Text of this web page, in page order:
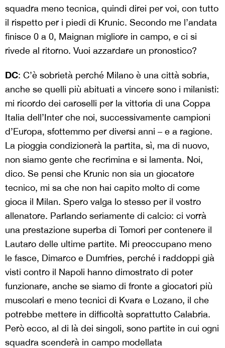
squadra meno tecnica, quindi direi per voi, con tutto
il rispetto per i piedi di Krunic. Secondo me l’andata
finisce 0 a 0, Maignan migliore in campo, e ci si
rivede al ritorno. Vuoi azzardare un pronostico?
DC: C’è sobrietà perché Milano è una città sobria,
anche se quelli più abituati a vincere sono i milanisti:
mi ricordo dei caroselli per la vittoria di una Coppa
Italia dell’Inter che noi, successivamente campioni
d’Europa, sfottemmo per diversi anni – e a ragione.
La pioggia condizionerà la partita, sì, ma di nuovo,
non siamo gente che recrimina e si lamenta. Noi,
dico. Se pensi che Krunic non sia un giocatore
tecnico, mi sa che non hai capito molto di come
gioca il Milan. Spero valga lo stesso per il vostro
allenatore. Parlando seriamente di calcio: ci vorrà
una prestazione superba di Tomori per contenere il
Lautaro delle ultime partite. Mi preoccupano meno
le fasce, Dimarco e Dumfries, perché i raddoppi già
visti contro il Napoli hanno dimostrato di poter
funzionare, anche se siamo di fronte a giocatori più
muscolari e meno tecnici di Kvara e Lozano, il che
potrebbe mettere in difficoltà soprattutto Calabria.
Però ecco, al di là dei singoli, sono partite in cui ogni
squadra scenderà in campo modellata